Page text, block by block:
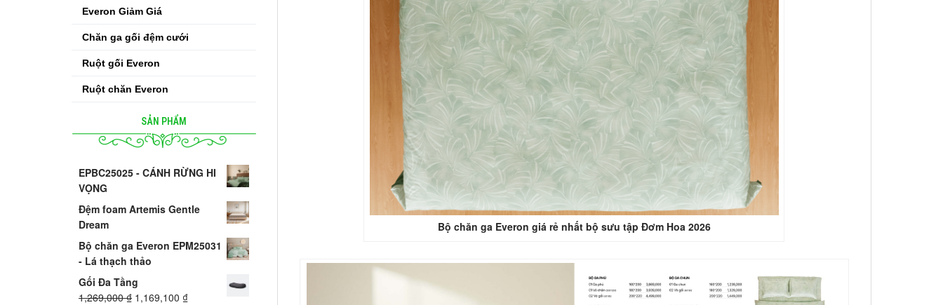
Everon Giảm Giá
Chăn ga gối đệm cưới
Ruột gối Everon
Ruột chăn Everon
SẢN PHẨM
EPBC25025 - CÁNH RỪNG HI
VỌNG
Đệm foam Artemis Gentle
Dream
Bộ chăn ga Everon EPM25031
- Lá thạch thảo
Gối Đa Tầng
1,269,000₫ 1,169,100 ₫
Bộ chăn ga Everon giá rẻ nhất bộ sưu tập Đơm Hoa 2026